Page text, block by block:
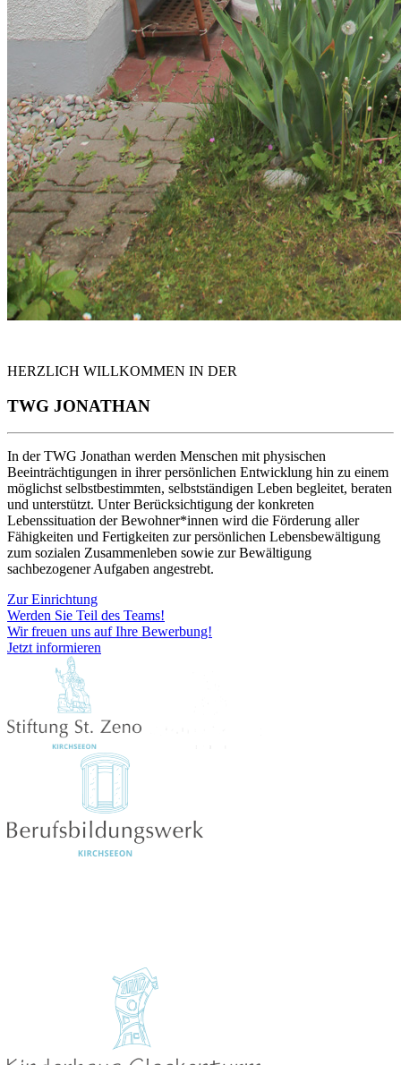
HERZLICH WILLKOMMEN IN DER
TWG JONATHAN
In der TWG Jonathan werden Menschen mit physischen
Beeinträchtigungen in ihrer persönlichen Entwicklung hin zu einem
möglichst selbstbestimmten, selbstständigen Leben begleitet, beraten
und unterstützt. Unter Berücksichtigung der konkreten
Lebenssituation der Bewohner*innen wird die Förderung aller
Fähigkeiten und Fertigkeiten zur persönlichen Lebensbewältigung
zum sozialen Zusammenleben sowie zur Bewältigung
sachbezogener Aufgaben angestrebt.
Zur Einrichtung
Werden Sie Teil des Teams!
Wir freuen uns auf Ihre Bewerbung!
Jetzt informieren